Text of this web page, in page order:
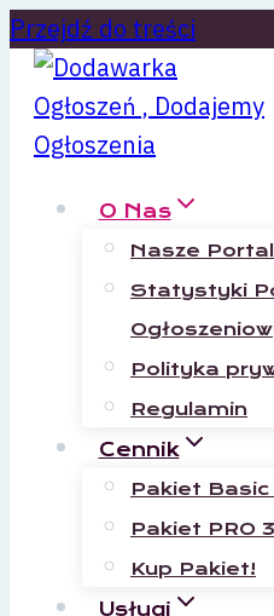
Przejdź do treści
O Nas
Nasze
Statystyki
Polityka
Regulamin
Cennik
Pakiet Basic
Pakiet PRO
Kup Pakiet!
Usługi